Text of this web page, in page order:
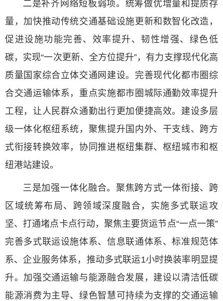
二是补齐网络短板弱项。统筹做优增量和提质存
量，加快推动传统交通基础设施更新和数智化改造，
促进设施功能完善、效率提升、韧性增强、绿色低
碳，实现“一次更新、全方位提升”，有力支撑现代化高
质量国家综合立体交通网建设。完善现代化都市圈综
合交通运输体系，重点实施都市圈城际通勤效率提升
工程，让人民群众通勤出行更加便捷高效。建设多层
级一体化枢纽系统，聚焦提升国内外、干支线、跨方
式衔接转换效率，协同推进枢纽集群、枢纽城市和枢
纽港站建设。
三是加强一体化融合。聚焦跨方式一体衔接、跨
区域统筹布局、跨领域深度融合，实施多式联运攻
坚、打通堵点卡点行动，聚焦主要货运节点“一点一策”
完善多式联运设施体系、信息联通体系、标准规范体
系、企业服务体系，推动多式联运1小时换装率明显提
升。加强交通运输与能源融合发展，建设以清洁低碳
能源消费为主导、绿色智慧可持续为支撑的交通运输